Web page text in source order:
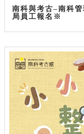
南科與考古–南科
局員工報名※